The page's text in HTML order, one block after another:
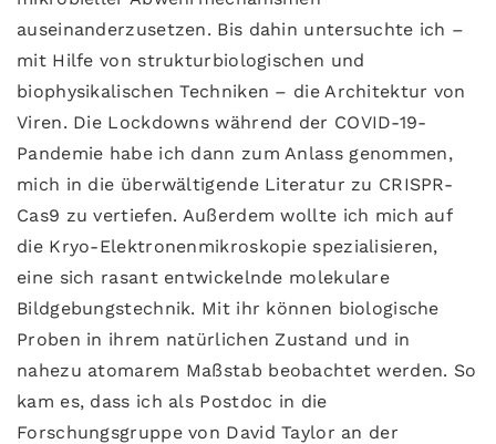
auseinanderzusetzen. Bis dahin untersuchte ich –
mit Hilfe von strukturbiologischen und
biophysikalischen Techniken – die Architektur von
Viren. Die Lockdowns während der COVID-19-
Pandemie habe ich dann zum Anlass genommen,
mich in die überwältigende Literatur zu CRISPR-
Cas9 zu vertiefen. Außerdem wollte ich mich auf
die Kryo-Elektronenmikroskopie spezialisieren,
eine sich rasant entwickelnde molekulare
Bildgebungstechnik. Mit ihr können biologische
Proben in ihrem natürlichen Zustand und in
nahezu atomarem Maßstab beobachtet werden. So
kam es, dass ich als Postdoc in die
Forschungsgruppe von David Taylor an der